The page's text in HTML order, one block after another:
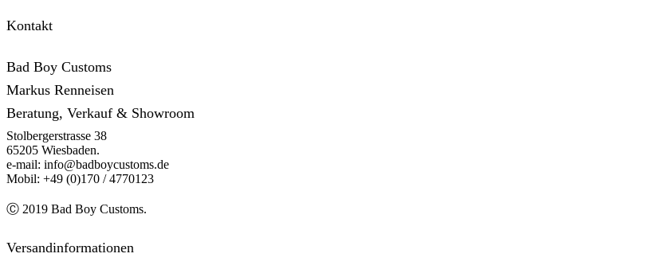
Kontakt
Bad Boy Customs
Markus Renneisen
Beratung, Verkauf & Showroom
Stolbergerstrasse 38
65205 Wiesbaden.
e-mail: info@badboycustoms.de
Mobil: +49 (0)170 / 4770123
Ⓒ 2019 Bad Boy Customs.
Versandinformationen